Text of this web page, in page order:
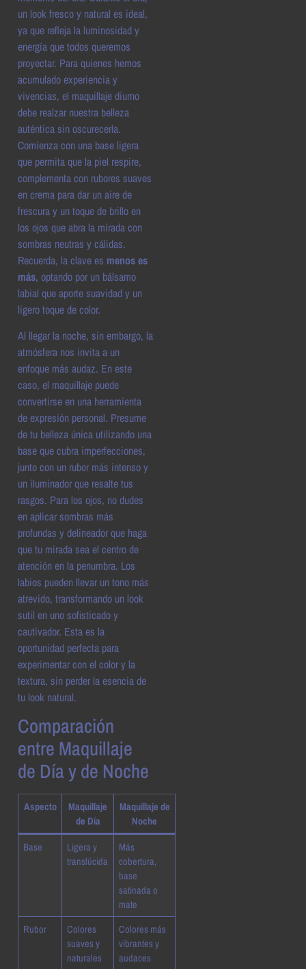
un look fresco y natural es ideal,
ya que refleja la luminosidad y
energía que todos queremos
proyectar. Para quienes hemos
acumulado experiencia y
vivencias, el maquillaje diurno
debe realzar nuestra belleza
auténtica sin oscurecerla.
Comienza con una base ligera
que permita que la piel respire,
complementa con rubores suaves
en crema para dar un aire de
frescura y un toque de brillo en
los ojos que abra la mirada con
sombras neutras y cálidas.
Recuerda, la clave es menos es
más, optando por un bálsamo
labial que aporte suavidad y un
ligero toque de color.
Al llegar la noche, sin embargo, la
atmósfera nos invita a un
enfoque más audaz. En este
caso, el maquillaje puede
convertirse en una herramienta
de expresión personal. Presume
de tu belleza única utilizando una
base que cubra imperfecciones,
junto con un rubor más intenso y
un iluminador que resalte tus
rasgos. Para los ojos, no dudes
en aplicar sombras más
profundas y delineador que haga
que tu mirada sea el centro de
atención en la penumbra. Los
labios pueden llevar un tono más
atrevido, transformando un look
sutil en uno sofisticado y
cautivador. Esta es la
oportunidad perfecta para
experimentar con el color y la
textura, sin perder la esencia de
tu look natural.
Comparación
entre Maquillaje
de Día y de Noche
Aspecto
Maquillaje
de Día
Maquillaje de
Noche
Base
Ligera y
translúcida
Más
cobertura,
base
satinada o
mate
Rubor
Colores
suaves y
naturales
Colores más
vibrantes y
audaces